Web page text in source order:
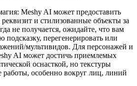
Meshy AI может предоставить
и стилизованные объекты за
не получается, ожидайте, что вам
подсказку, перегенерировать или
мультивидов. Для персонажей и
AI может достичь приемлемых
оснасткой, но текстуры
работы, особенно вокруг лиц, линий